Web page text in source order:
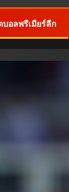
อลพรีเมียร์ลีก